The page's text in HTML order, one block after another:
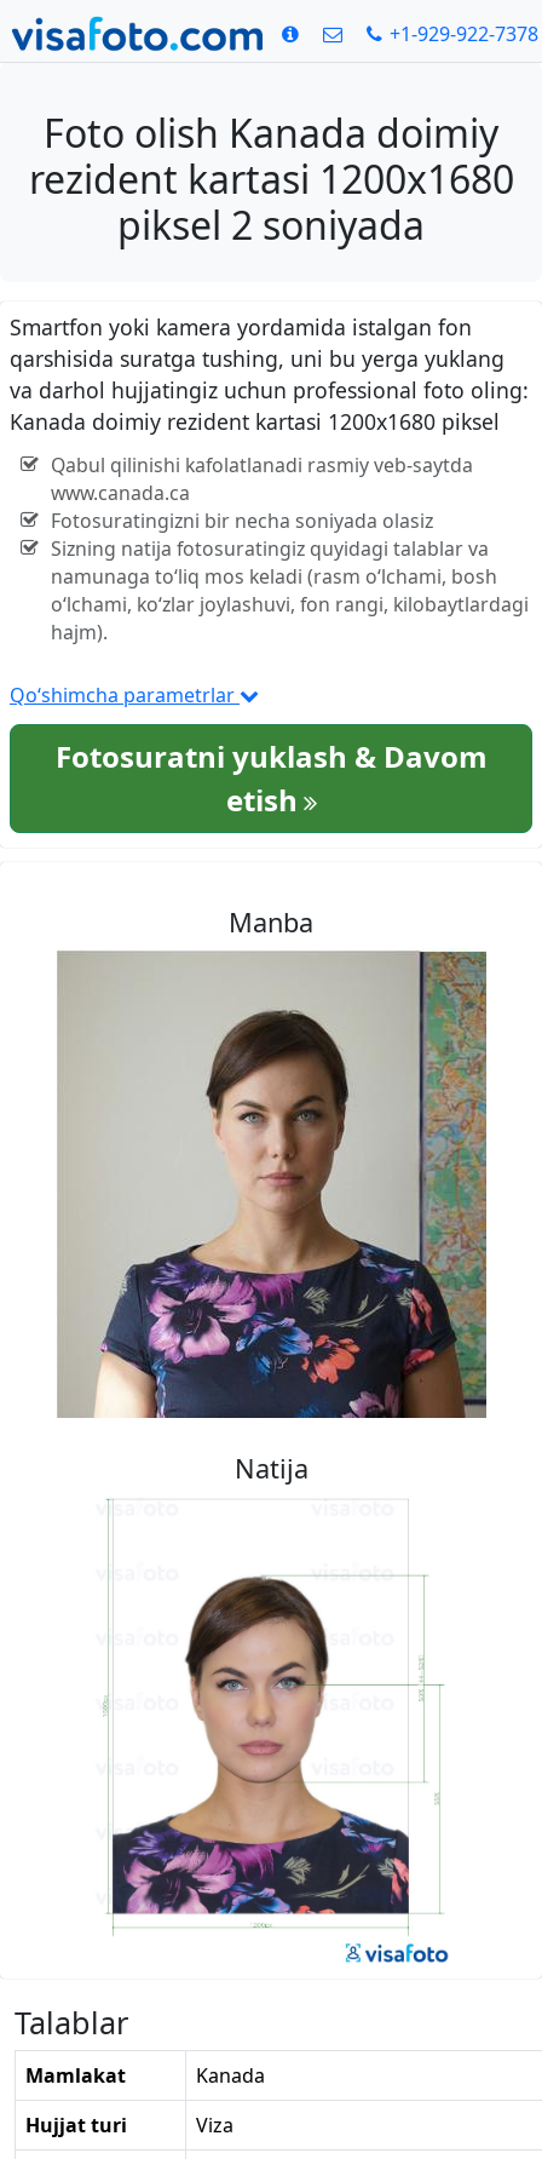
+1-929-922-7378
Foto olish Kanada doimiy
rezident kartasi 1200x1680
piksel 2 soniyada
Smartfon yoki kamera yordamida istalgan fon
qarshisida suratga tushing, uni bu yerga yuklang
va darhol hujjatingiz uchun professional foto oling:
Kanada doimiy rezident kartasi 1200x1680 piksel
Qabul qilinishi kafolatlanadi rasmiy veb-saytda
www.canada.ca
Fotosuratingizni bir necha soniyada olasiz
Sizning natija fotosuratingiz quyidagi talablar va
namunaga to‘liq mos keladi (rasm o‘lchami, bosh
o‘lchami, ko‘zlar joylashuvi, fon rangi, kilobaytlardagi
hajm).
Qo‘shimcha parametrlar
Fotosuratni yuklash & Davom
etish
Manba
Natija
Talablar
Mamlakat
Kanada
Hujjat turi
Viza